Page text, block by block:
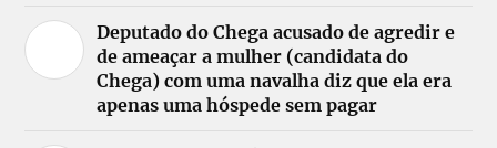
Deputado do Chega acusado de agredir e
de ameaçar a mulher (candidata do
Chega) com uma navalha diz que ela era
apenas uma hóspede sem pagar